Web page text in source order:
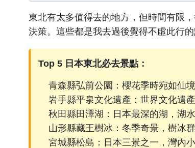
東北有太多值得去的地方，但時間有限
決策。這些都是我去過後覺得不虛此行
Top 5 日本東北必去景點：
青森縣弘前公園：櫻花季時宛如仙
岩手縣平泉文化遺產：世界文化遺
秋田縣田澤湖：日本最深的湖，湖
山形縣藏王樹冰：冬季奇景，樹冰
宮城縣松島：日本三景之一，灣內